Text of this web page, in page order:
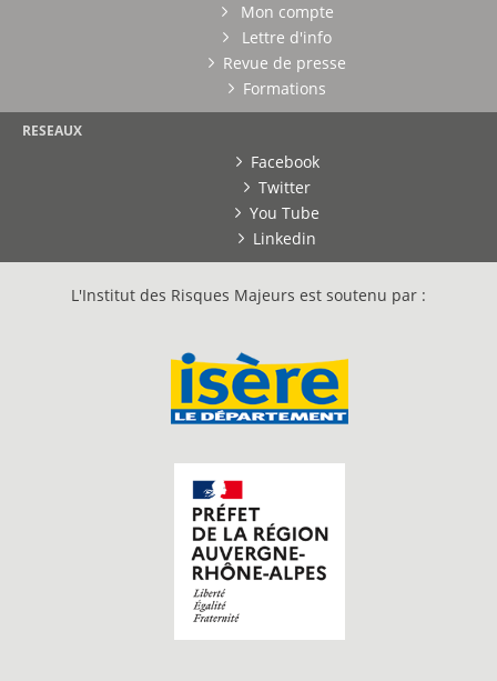
Mon compte
Lettre d'info
Revue de presse
Formations
RESEAUX
Facebook
Twitter
You Tube
Linkedin
L'Institut des Risques Majeurs est soutenu par :